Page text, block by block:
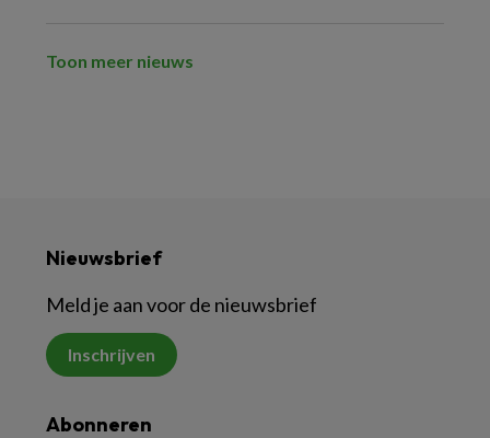
Toon meer nieuws
Nieuwsbrief
Meld je aan voor de nieuwsbrief
Inschrijven
Abonneren